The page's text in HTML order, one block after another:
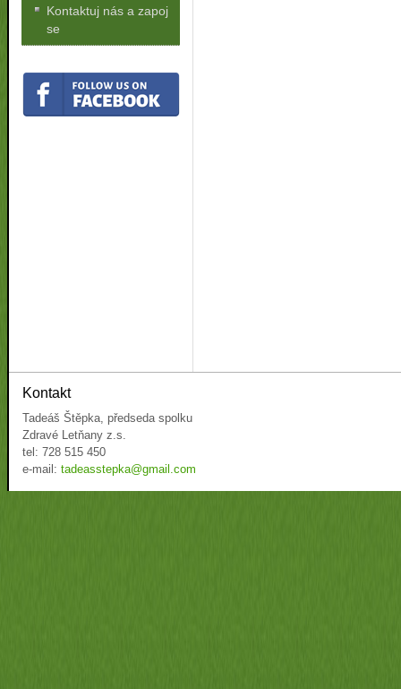
Kontaktuj nás a zapoj
se
Kontakt
Tadeáš Štěpka, předseda spolku
Zdravé Letňany z.s.
tel: 728 515 450
e-mail: tadeasstepka@gmail.com